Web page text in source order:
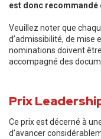
est donc
Veuillez noter que
d’admissibilité, de mise
nominations doivent
accompagné des
Prix
Ce prix est décerné à
d’avancer